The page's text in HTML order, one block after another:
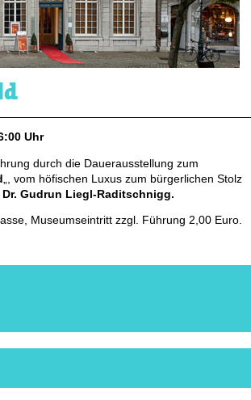
Uhr
durch die Dauerausstellung zum
„, vom höfischen Luxus zum bürgerlichen Stolz
Dr. Gudrun Liegl-Raditschnigg.
Museumseintritt zzgl. Führung 2,00 Euro.